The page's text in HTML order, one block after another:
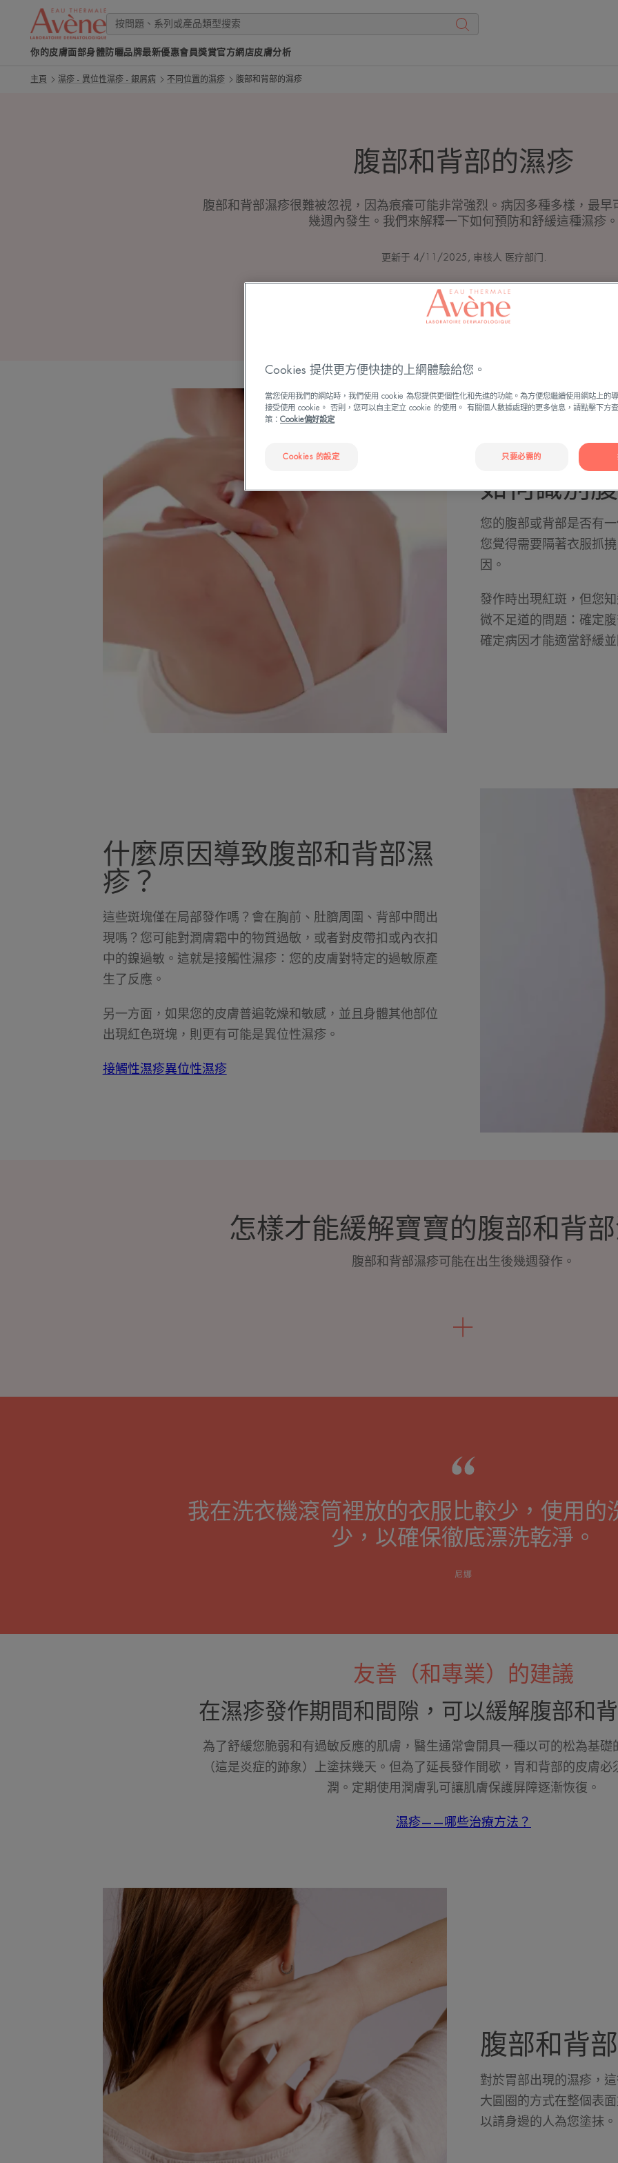
你的皮膚面部身體防曬品牌最新優惠會員獎賞官方網店皮膚分析
主頁 濕疹 - 異位性濕疹 - 銀屑病 不同位置的濕疹 腹部和背部的濕疹
腹部和背部的濕疹
腹部和背部濕疹很難被忽視，因為痕癢可能非常強烈。病因多種多樣，最早
幾週內發生。我們來解釋一下如何預防和舒緩這種濕疹。
更新于 4/11/2025 , 审核人 医疗部门
不同位置的濕疹
如何識別
您的腹部或背部是否有
您覺得需要隔著衣服抓
因。
發作時出現紅斑，但您
微不足道的問題：確定
確定病因才能適當舒緩
什麼原因導致腹部和背部濕
疹？
這些斑塊僅在局部發作嗎？會在胸前、肚臍周圍、背部中間出
現嗎？您可能對潤膚霜中的物質過敏，或者對皮帶扣或內衣扣
中的鎳過敏。這就是接觸性濕疹：您的皮膚對特定的過敏原產
生了反應。
另一方面，如果您的皮膚普遍乾燥和敏感，並且身體其他部位
出現紅色斑塊，則更有可能是異位性濕疹。
接觸性濕疹異位性濕疹
怎樣才能緩解寶寶的腹部和背
腹部和背部濕疹可能在出生後幾週發作。
我在洗衣機滾筒裡放的衣服比較少，使用的
少，以確保徹底漂洗乾淨。
尼娜
友善（和專業）的建議
在濕疹發作期間和間隙，可以緩解腹部和
為了舒緩您脆弱和有過敏反應的肌膚，醫生通常會開具一種以可的松為基礎
（這是炎症的跡象）上塗抹幾天。但為了延長發作間歇，胃和背部的皮膚
潤。定期使用潤膚乳可讓肌膚保護屏障逐漸恢復。
濕疹——哪些治療方法？
腹部和背
對於胃部出現的濕疹，
大圓圈的方式在整個表
以請身邊的人為您塗抹
Cookies 提供更方便快捷的上網體驗給您。
當您使用我們的網站時，我們使用 cookie 為您提供更個性化和先進的功能。為方便您繼續使用網站上的
接受使用 cookie。 否則，您可以自主定立 cookie 的使用。 有關個人數據處理的更多信息，請點擊下方
策： Cookie偏好設定
Cookies 的設定 只要必需的